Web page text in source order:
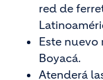
red de
Este
Boyacá.
Atenderá